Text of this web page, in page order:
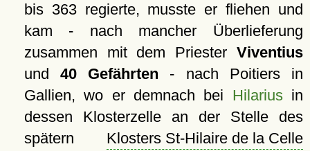
bis 363 regierte, musste er fliehen und
kam - nach mancher Überlieferung
zusammen mit dem Priester Viventius
und40 Gefährten - nach Poitiers in
Gallien, wo er demnach bei Hilariusin
dessen Klosterzelle an der Stelle des
spätern Klosters St-Hilaire de la Celle